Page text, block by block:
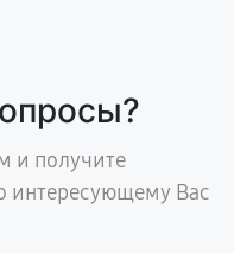
и получите
интересующему Вас